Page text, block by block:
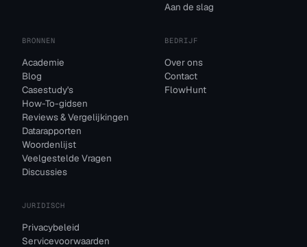
Aan de slag
BRONNEN
Academie
Blog
Casestudy's
How-To-gidsen
Reviews & Vergelijkingen
Datarapporten
Woordenlijst
Veelgestelde Vragen
Discussies
BEDRIJF
Over ons
Contact
FlowHunt
JURIDISCH
Privacybeleid
Servicevoorwaarden